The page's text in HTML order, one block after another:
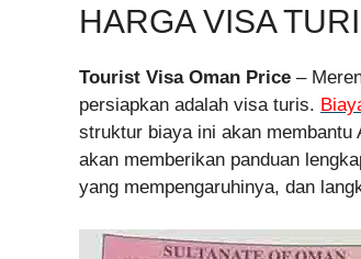
HARGA VISA
Tourist Visa Oman Price –
persiapkan adalah visa turis.
struktur biaya ini akan membantu
akan memberikan panduan
yang mempengaruhinya, dan